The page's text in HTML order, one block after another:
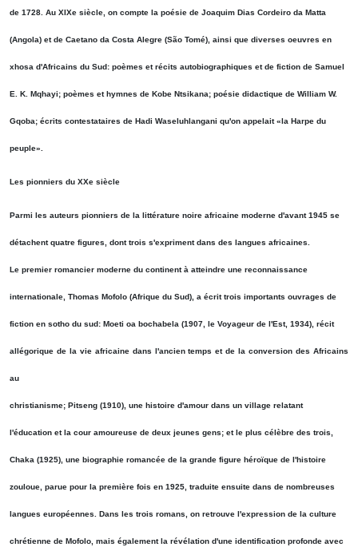
de 1728. Au XIXe siècle, on compte la poésie de Joaquim Dias Cordeiro da Matta
(Angola) et de Caetano da Costa Alegre (São Tomé), ainsi que diverses oeuvres en
xhosa d'Africains du Sud: poèmes et récits autobiographiques et de fiction de Samuel
E. K. Mqhayi; poèmes et hymnes de Kobe Ntsikana; poésie didactique de William W.
Gqoba; écrits contestataires de Hadi Waseluhlangani qu'on appelait «la Harpe du
peuple».
Les pionniers du XXe siècle
Parmi les auteurs pionniers de la littérature noire africaine moderne d'avant 1945 se
détachent quatre figures, dont trois s'expriment dans des langues africaines.
Le premier romancier moderne du continent à atteindre une reconnaissance
internationale, Thomas Mofolo (Afrique du Sud), a écrit trois importants ouvrages de
fiction en sotho du sud: Moeti oa bochabela (1907, le Voyageur de l'Est, 1934), récit
allégorique de la vie africaine dans l'ancien temps et de la conversion des Africains
au
christianisme; Pitseng (1910), une histoire d'amour dans un village relatant
l'éducation et la cour amoureuse de deux jeunes gens; et le plus célèbre des trois,
Chaka (1925), une biographie romancée de la grande figure héroïque de l'histoire
zouloue, parue pour la première fois en 1925, traduite ensuite dans de nombreuses
langues européennes. Dans les trois romans, on retrouve l'expression de la culture
chrétienne de Mofolo, mais également la révélation d'une identification profonde avec